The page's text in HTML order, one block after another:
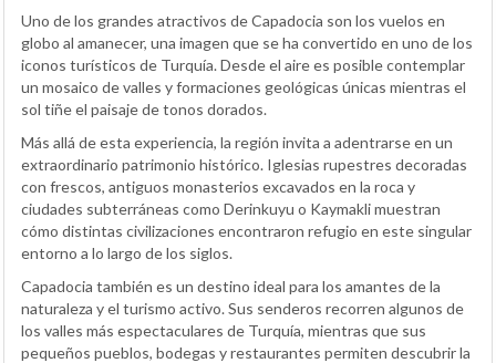
Uno de los grandes atractivos de Capadocia son los vuelos en
globo al amanecer, una imagen que se ha convertido en uno de los
iconos turísticos de Turquía. Desde el aire es posible contemplar
un mosaico de valles y formaciones geológicas únicas mientras el
sol tiñe el paisaje de tonos dorados.
Más allá de esta experiencia, la región invita a adentrarse en un
extraordinario patrimonio histórico. Iglesias rupestres decoradas
con frescos, antiguos monasterios excavados en la roca y
ciudades subterráneas como Derinkuyu o Kaymakli muestran
cómo distintas civilizaciones encontraron refugio en este singular
entorno a lo largo de los siglos.
Capadocia también es un destino ideal para los amantes de la
naturaleza y el turismo activo. Sus senderos recorren algunos de
los valles más espectaculares de Turquía, mientras que sus
pequeños pueblos, bodegas y restaurantes permiten descubrir la